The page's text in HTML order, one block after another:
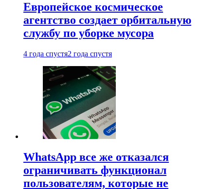
Европейское космическое
агентство создает орбитальную
службу по уборке мусора
4 года спустя2 года спустя
WhatsApp все же отказался
ограничивать функционал
пользователям, которые не